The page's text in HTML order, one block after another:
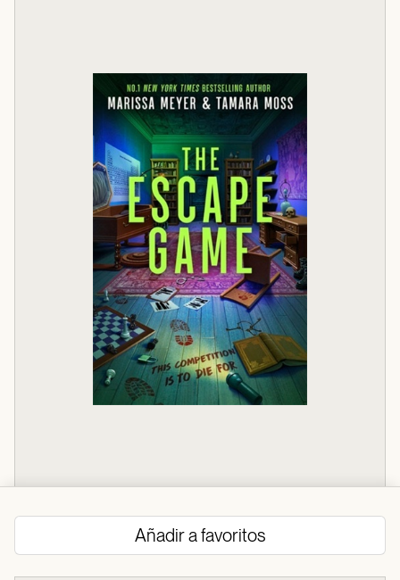
Añadir a favoritos